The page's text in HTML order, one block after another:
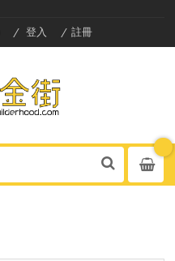
登入 註冊